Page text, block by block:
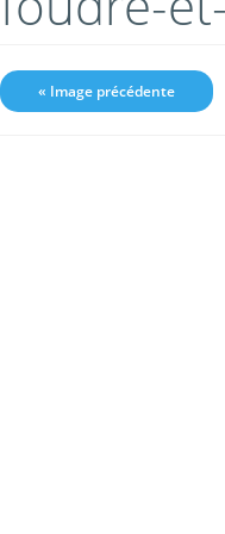
« Image précédente